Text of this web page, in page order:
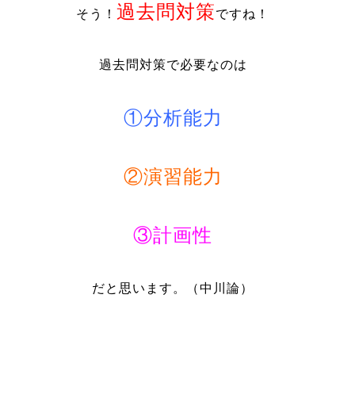
そう！過去問対策ですね！
過去問対策で必要なのは
①分析能力
②演習能力
③計画性
だと思います。（中川論）